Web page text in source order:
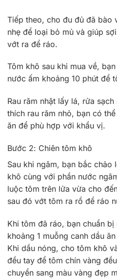
Tiếp theo, cho đu đủ đã bào
nhẹ để loại bỏ mủ và giúp
vớt ra để ráo.
Tôm khô sau khi mua về,
nước ấm khoảng 10 phút để
Rau răm nhặt lấy lá, rửa
thích rau răm nhỏ, bạn có
ăn để phù hợp với khẩu vị.
Bước 2: Chiên tôm khô
Sau khi ngâm, bạn bắc
khô cùng với phần nước
luộc tôm trên lửa vừa cho
sau đó vớt tôm ra rổ để ráo
Khi tôm đã ráo, bạn chuẩn
khoảng 1 muỗng canh dầu
Khi dầu nóng, cho tôm khô
đều tay để tôm chín vàng
chuyển sang màu vàng đẹp